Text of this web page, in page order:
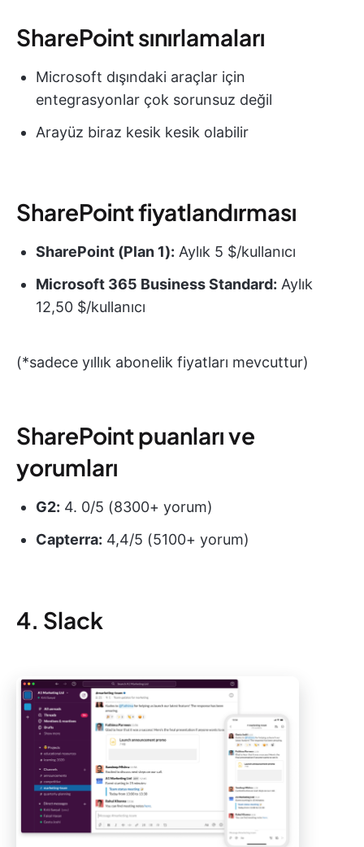
SharePoint sınırlamaları
Microsoft dışındaki araçlar için
entegrasyonlar çok sorunsuz değil
Arayüz biraz kesik kesik olabilir
SharePoint fiyatlandırması
SharePoint (Plan 1): Aylık 5 $/kullanıcı
Microsoft 365 Business Standard: Aylık
12,50 $/kullanıcı
(*sadece yıllık abonelik fiyatları mevcuttur)
SharePoint puanları ve
yorumları
G2: 4. 0/5 (8300+ yorum)
Capterra: 4,4/5 (5100+ yorum)
4. Slack